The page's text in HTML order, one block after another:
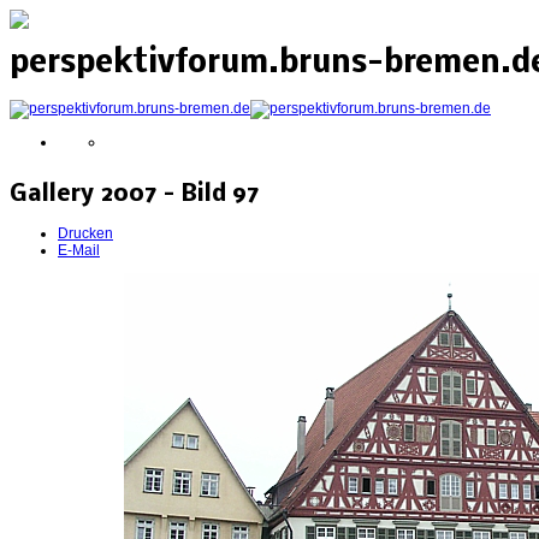
perspektivforum.bruns-
Gallery 2007 - Bild 97
Drucken
E-Mail